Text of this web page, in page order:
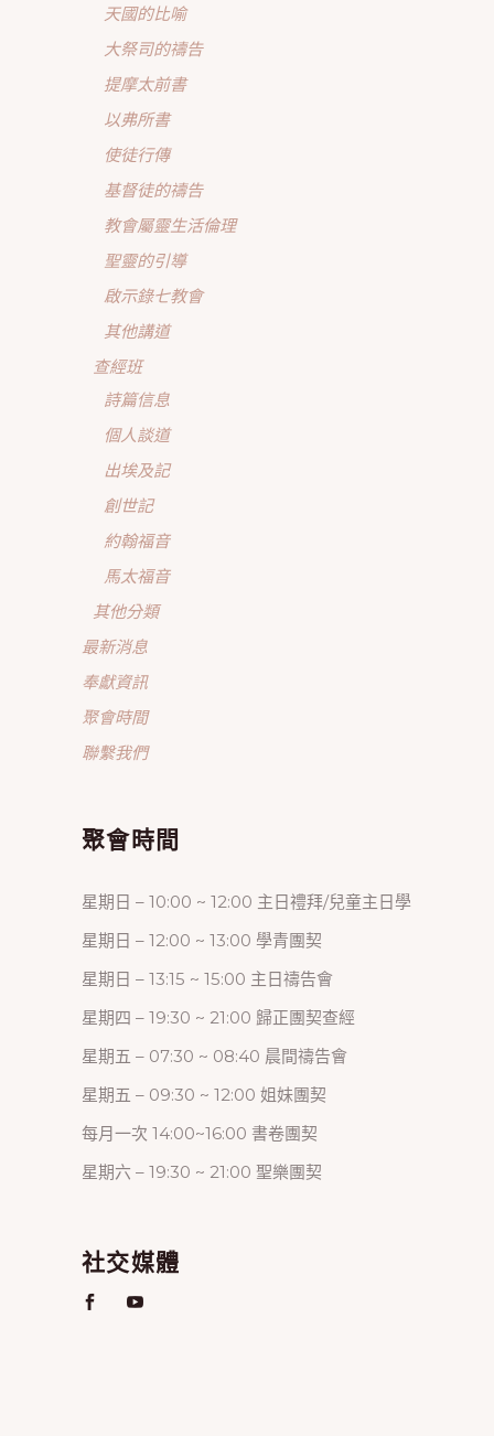
天國的比喻
大祭司的禱告
提摩太前書
以弗所書
使徒行傳
基督徒的禱告
教會屬靈生活倫理
聖靈的引導
啟示錄七教會
其他講道
查經班
詩篇信息
個人談道
出埃及記
創世記
約翰福音
馬太福音
其他分類
最新消息
奉獻資訊
聚會時間
聯繫我們
聚會時間
星期日 – 10:00 ~ 12:00 主日禮拜/兒童主日學
星期日 – 12:00 ~ 13:00 學青團契
星期日 – 13:15 ~ 15:00 主日禱告會
星期四 – 19:30 ~ 21:00 歸正團契查經
星期五 – 07:30 ~ 08:40 晨間禱告會
星期五 – 09:30 ~ 12:00 姐妹團契
每月一次 14:00~16:00 書卷團契
星期六 – 19:30 ~ 21:00 聖樂團契
社交媒體